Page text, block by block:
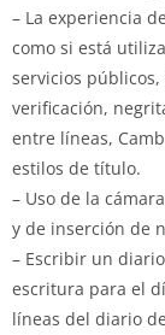
– La experiencia
como si está
servicios
verificación,
entre líneas,
estilos de título.
– Uso de la
y de inserción de
– Escribir un
escritura para el
líneas del diario